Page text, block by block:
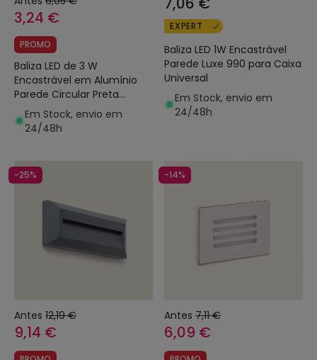
3,24 €
PROMO
Baliza LED de 3 W
Encastrável em Alumínio
Parede Circular Preta
Occulare
Em Stock, envio em
24/48h
EXPERT
Baliza LED 1W Encastrável
Parede Luxe 990 para Caixa
Universal
Em Stock, envio em
24/48h
-25%
Antes 12,19 €
9,14 €
-14%
Antes 7,11 €
6,09 €